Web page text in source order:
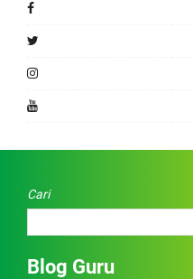
Cari
Blog Guru